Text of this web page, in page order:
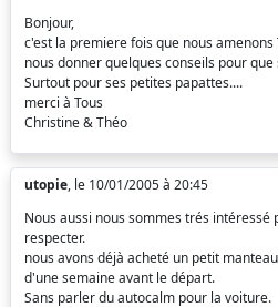
Bonjour,
c'est la premiere fois que nous amenons
nous donner quelques conseils pour
Surtout pour ses petites papattes....
merci à Tous
Christine & Théo
utopie, le 10/01/2005 à 20:45
Nous aussi nous sommes trés intéressé
respecter.
nous avons déjà acheté un petit
d'une semaine avant le départ.
Sans parler du autocalm pour la voiture.